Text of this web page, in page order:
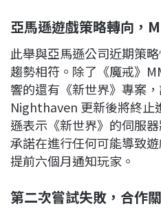
亞馬遜遊戲策略轉向，
此舉與亞馬遜公司近期策
趨勢相符。除了《魔戒》
響的還有《新世界》專案
Nighthaven 更新後將終止
遜表示《新世界》的伺服
承諾在進行任何可能導致
提前六個月通知玩家。
第二次嘗試失敗，合作